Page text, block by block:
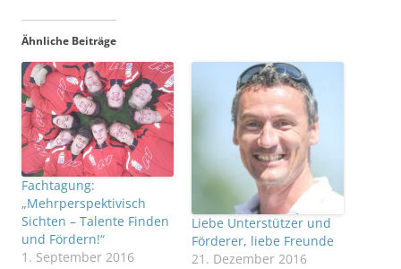
Ähnliche Beiträge
Fachtagung:
„Mehrperspektivisch
Sichten – Talente Finden
und Fördern!“
1. September 2016
Liebe Unterstützer und
Förderer, liebe Freunde
21. Dezember 2016